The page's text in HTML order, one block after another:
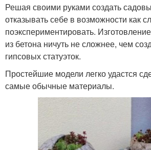
Решая своими руками создать
отказывать себе в возможности как
поэкспериментировать.
из бетона ничуть не сложнее, чем
гипсовых статуэток.
Простейшие модели легко удастся
самые обычные материалы.